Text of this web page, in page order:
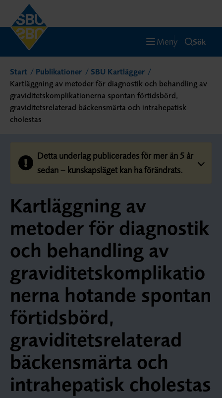
Meny Sök
Start Publikationer
SBU Kartlägger
Kartläggning av metoder för diagnostik och behandling av
graviditetskomplikationerna spontan förtidsbörd,
graviditetsrelaterad bäckensmärta och intrahepatisk
cholestas
Detta underlag publicerades för mer än 5 år
sedan – kunskapsläget kan ha förändrats.
Kartläggning av
metoder för diagnostik
och behandling av
graviditetskomplikatio
nerna hotande spontan
förtidsbörd,
graviditetsrelaterad
bäckensmärta och
intrahepatisk cholestas